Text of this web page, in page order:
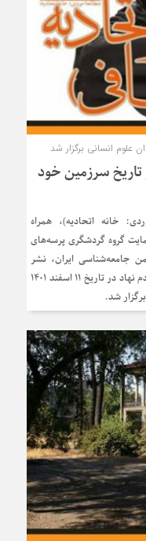
انسانی برگزار شد
تاریخ سرزمین خود
خانه اتحادیه)، همراه
گروه گردشگری پرسه‌های
جامعه‌شناسی ایران، نشر
تاریخ ایران و تعدادی از نهادهای فرهنگی و مردم نهاد در تاریخ 11 اسفند 1401
شد.